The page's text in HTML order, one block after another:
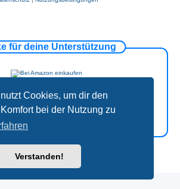
Cookies, um dir den
bei der Nutzung zu
Verstanden!
für deine Unterstützung